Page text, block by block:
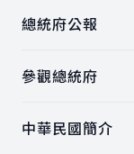
總統府公報
參觀總統府
中華民國簡介